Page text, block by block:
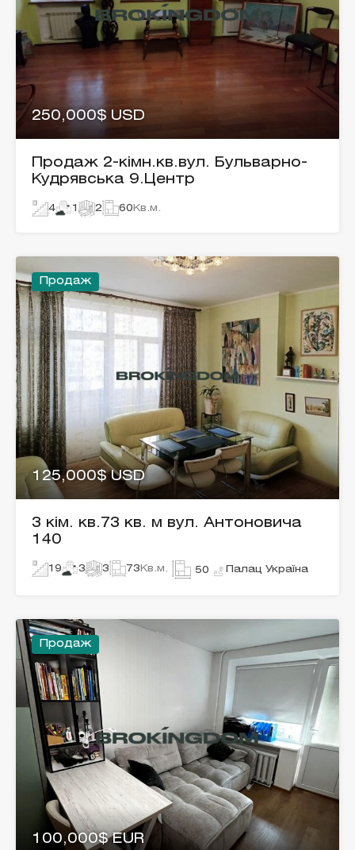
250,000$ USD
Продаж 2-кімн.кв.вул. Бульварно-
Кудрявська 9.Центр
4 1 2 60 Кв.м.
Продаж
125,000$ USD
3 кім. кв.73 кв. м вул. Антоновича
140
19 3 3 73 Кв.м. 50 Палац Україна
Продаж
100,000$ EUR